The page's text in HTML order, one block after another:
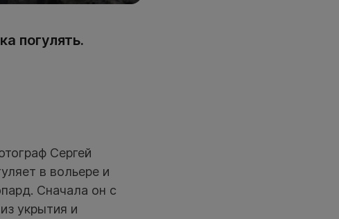
погулять.
Сергей
в вольере и
Сначала он с
укрытия и